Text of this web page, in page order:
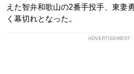
えた智弁和歌山の2番手投手、東妻
く幕切れとなった。
ADVERTISEMENT